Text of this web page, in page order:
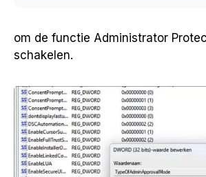
om de functie Administrator
schakelen.